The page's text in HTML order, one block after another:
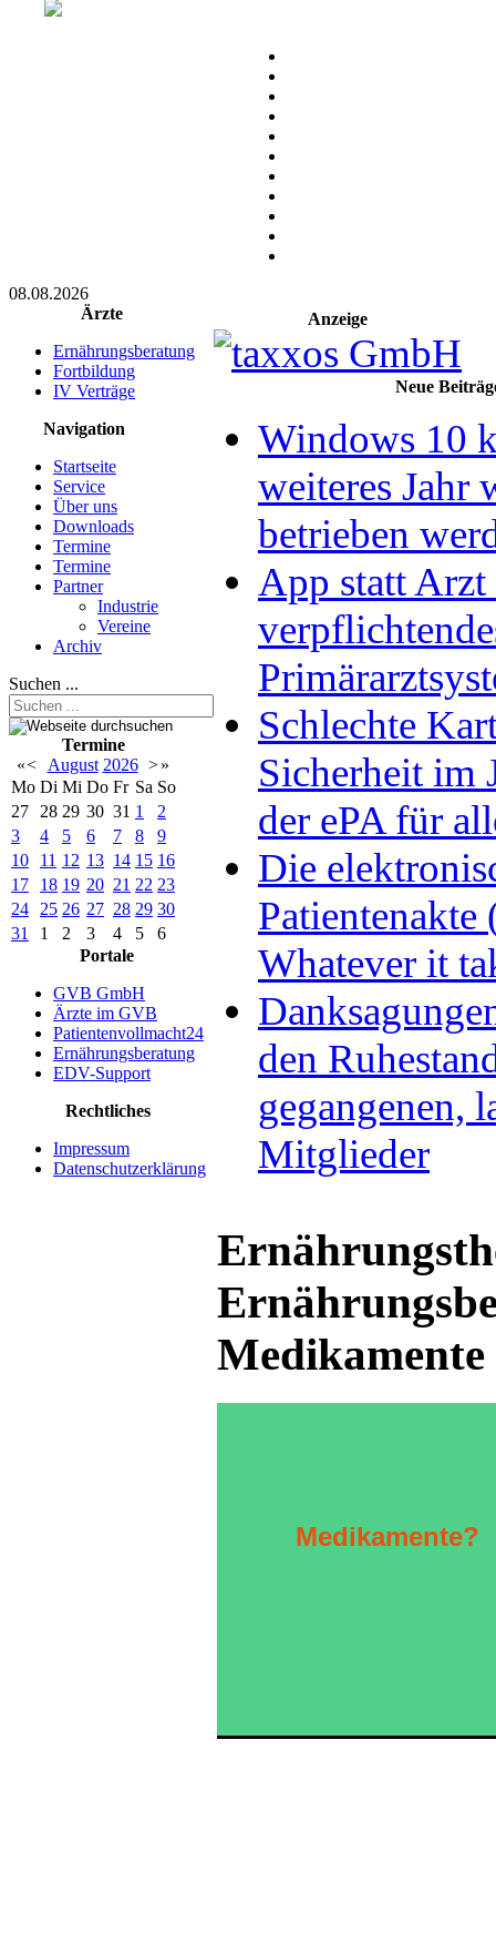
08.08.2026
Ärzte
Ernährungsberatung
Fortbildung
IV Verträge
Navigation
Startseite
Service
Über uns
Downloads
Termine
Termine
Partner
Industrie
Vereine
Archiv
Suchen ...
Termine
«< August 2026 > »
Mo Di Mi Do Fr Sa So
27
28 29 30 31 1
2
3
4 5 6 7 8
9
10
11 12 13 14 15 16
17
18 19 20 21 22 23
24
25 26 27 28 29 30
31
1 2 3 4 5
6
Portale
GVB GmbH
Ärzte im GVB
Patientenvollmacht24
Ernährungsberatung
EDV-Support
Rechtliches
Impressum
Datenschutzerklärung
Anzeige
Neue
Windows 10
weiteres Jahr
betrieben
App statt Arzt
Schlechte
Sicherheit im
der ePA für
Die
Patientenakte
Whatever it
den
gegangenen,
Mitglieder
Medikamente
Medikamente?